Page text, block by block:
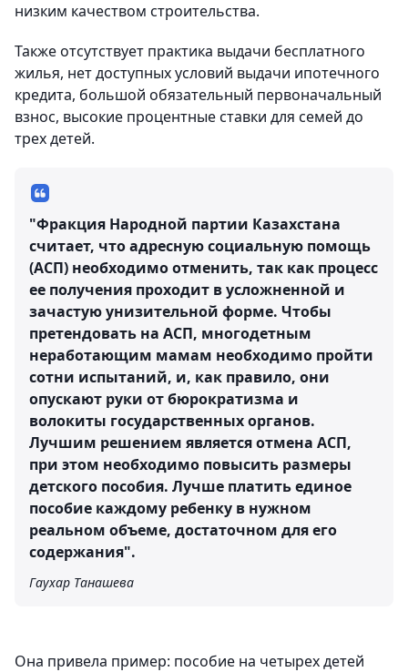
низким качеством строительства.
Также отсутствует практика выдачи бесплатного
жилья, нет доступных условий выдачи ипотечного
кредита, большой обязательный первоначальный
взнос, высокие процентные ставки для семей до
трех детей.
"Фракция Народной партии Казахстана
считает, что адресную социальную помощь
(АСП) необходимо отменить, так как процесс
ее получения проходит в усложненной и
зачастую унизительной форме. Чтобы
претендовать на АСП, многодетным
неработающим мамам необходимо пройти
сотни испытаний, и, как правило, они
опускают руки от бюрократизма и
волокиты государственных органов.
Лучшим решением является отмена АСП,
при этом необходимо повысить размеры
детского пособия. Лучше платить единое
пособие каждому ребенку в нужном
реальном объеме, достаточном для его
содержания".
Гаухар Танашева
Она привела пример: пособие на четырех детей